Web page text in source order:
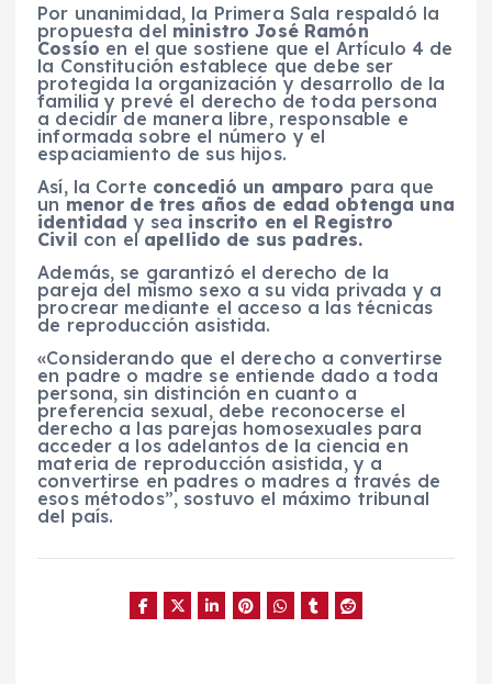
Por unanimidad, la Primera Sala respaldó la
propuesta del ministro José Ramón
Cossío en el que sostiene que el Artículo 4 de
la Constitución establece que debe ser
protegida la organización y desarrollo de la
familia y prevé el derecho de toda persona
a decidir de manera libre, responsable e
informada sobre el número y el
espaciamiento de sus hijos.
Así, la Corte concedió un amparo para que
unmenor de tres años de edad obtenga una
identidad y sea inscrito en el Registro
Civil con el apellido de sus padres.
Además, se garantizó el derecho de la
pareja del mismo sexo a su vida privada y a
procrear mediante el acceso a las técnicas
de reproducción asistida.
«Considerando que el derecho a convertirse
en padre o madre se entiende dado a toda
persona, sin distinción en cuanto a
preferencia sexual, debe reconocerse el
derecho a las parejas homosexuales para
acceder a los adelantos de la ciencia en
materia de reproducción asistida, y a
convertirse en padres o madres a través de
esos métodos”, sostuvo el máximo tribunal
del país.